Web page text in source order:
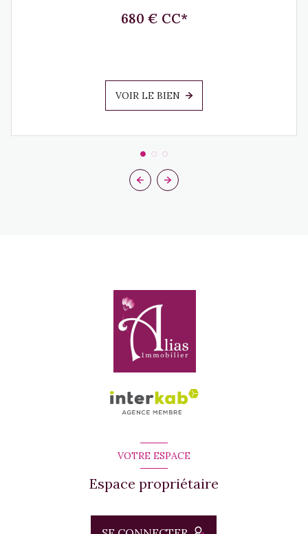
680 € CC*
VOIR LE BIEN
VOTRE ESPACE
Espace propriétaire